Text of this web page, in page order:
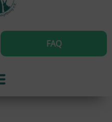
FAQ